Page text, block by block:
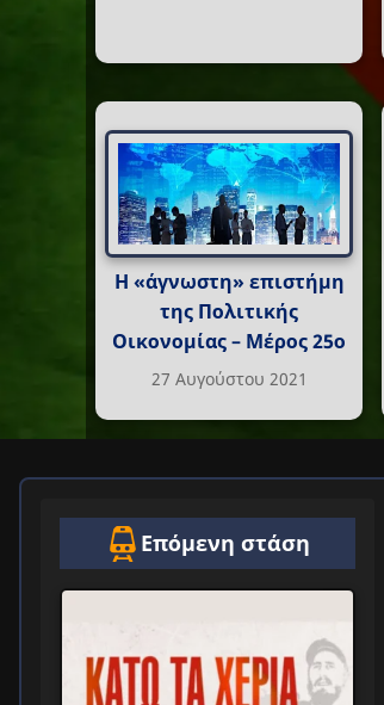
Η «άγνωστη» επιστήμη
της Πολιτικής
Οικονομίας – Μέρος 25ο
27 Αυγούστου 2021
Επόμενη στάση